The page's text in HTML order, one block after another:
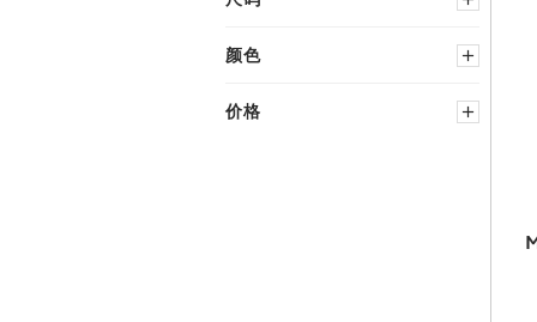
服装
颜色
价格